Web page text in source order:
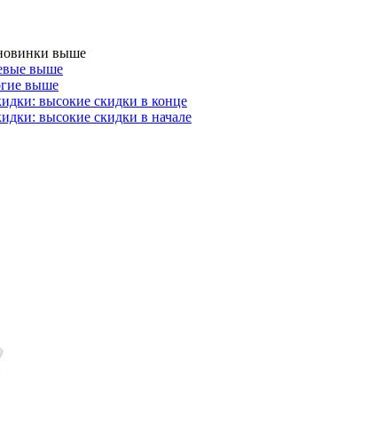
выше
выше
выше
высокие скидки в конце
высокие скидки в начале